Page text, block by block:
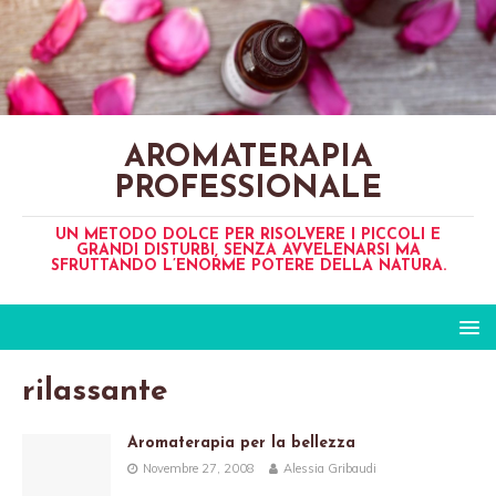
AROMATERAPIA
PROFESSIONALE
UN METODO DOLCE PER RISOLVERE I PICCOLI E
GRANDI DISTURBI, SENZA AVVELENARSI MA
SFRUTTANDO L’ENORME POTERE DELLA NATURA.
rilassante
Aromaterapia per la bellezza
Novembre 27, 2008 Alessia Gribaudi